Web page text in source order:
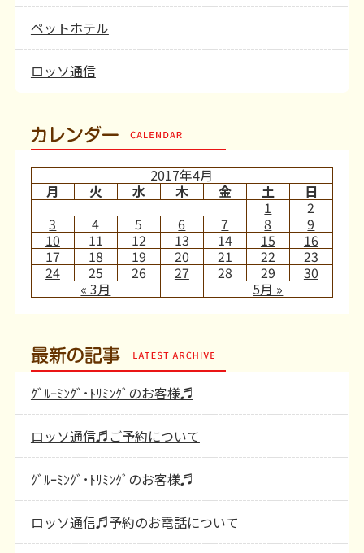
ペットホテル
ロッソ通信
カレンダー
2017年4月
月
火 水 木 金 土 日
« 3月 5月 »
1
2
3
4 5 6 7 8
9
10
11 12 13 14 15
16
17
18 19 20 21 22
23
24
25 26 27 28 29 30
最新の記事
ｸﾞﾙｰﾐﾝｸﾞ･ﾄﾘﾐﾝｸﾞのお客様♬
ロッソ通信♬ご予約について
ｸﾞﾙｰﾐﾝｸﾞ･ﾄﾘﾐﾝｸﾞのお客様♬
ロッソ通信♬予約のお電話について